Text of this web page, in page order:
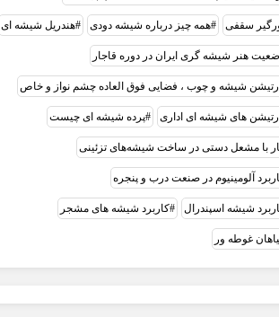
سقفی همه چیز درباره شیشه دودی هندریل شیشه‌ ای
هنر شيشه گری ايران در دوره قاجار
شیشه و چوب ، فضایی فوق العاده چشم نواز و خاص
های شیشه ای اداری پرده شیشه ای چيست
با مشعل دستی در ساخت شیشه‌های تزئینی
آلومینیوم در صنعت درب و پنجره
شيشه اسپندرال کاربرد شیشه های مشجر
غوطه ور